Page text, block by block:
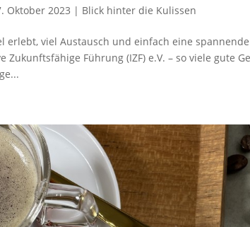
Oktober 2023 | Blick hinter die Kulissen
erlebt, viel Austausch und einfach eine
Führung (IZF) e.V. – so viele gute